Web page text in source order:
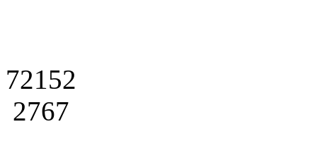
72152
2767